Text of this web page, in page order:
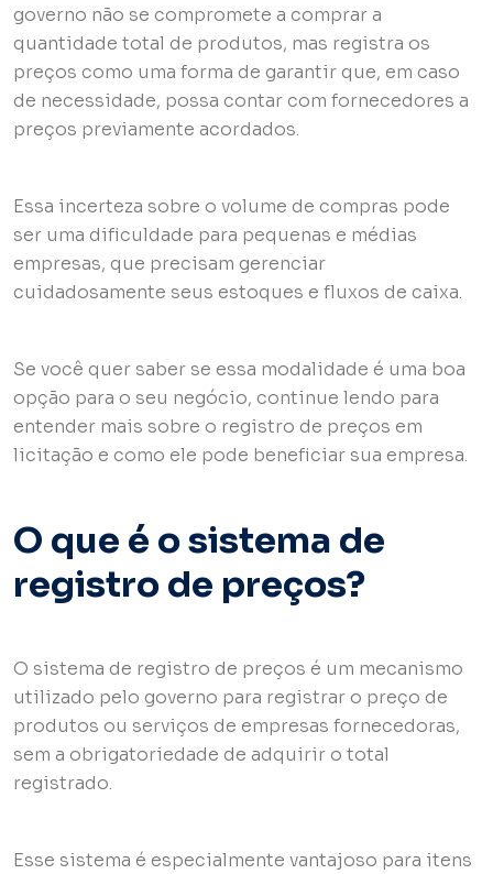
governo não se compromete a comprar a
quantidade total de produtos, mas registra os
preços como uma forma de garantir que, em caso
de necessidade, possa contar com fornecedores a
preços previamente acordados.
Essa incerteza sobre o volume de compras pode
ser uma dificuldade para pequenas e médias
empresas, que precisam gerenciar
cuidadosamente seus estoques e fluxos de caixa.
Se você quer saber se essa modalidade é uma boa
opção para o seu negócio, continue lendo para
entender mais sobre o registro de preços em
licitação e como ele pode beneficiar sua empresa.
O que é o sistema de
registro de preços?
O sistema de registro de preços é um mecanismo
utilizado pelo governo para registrar o preço de
produtos ou serviços de empresas fornecedoras,
sem a obrigatoriedade de adquirir o total
registrado.
Esse sistema é especialmente vantajoso para itens